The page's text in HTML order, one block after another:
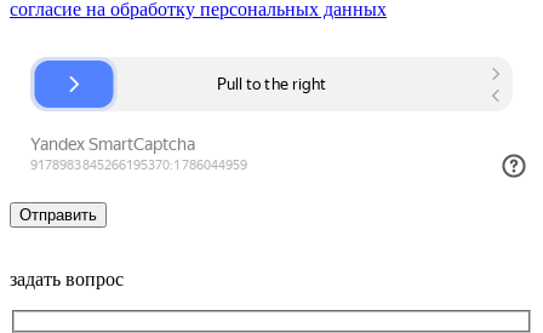
согласие на обработку персональных данных
задать вопрос